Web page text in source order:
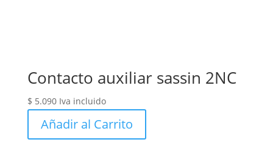
Contacto auxiliar sassin 2NC
$ 5.090 Iva incluido
Añadir al Carrito